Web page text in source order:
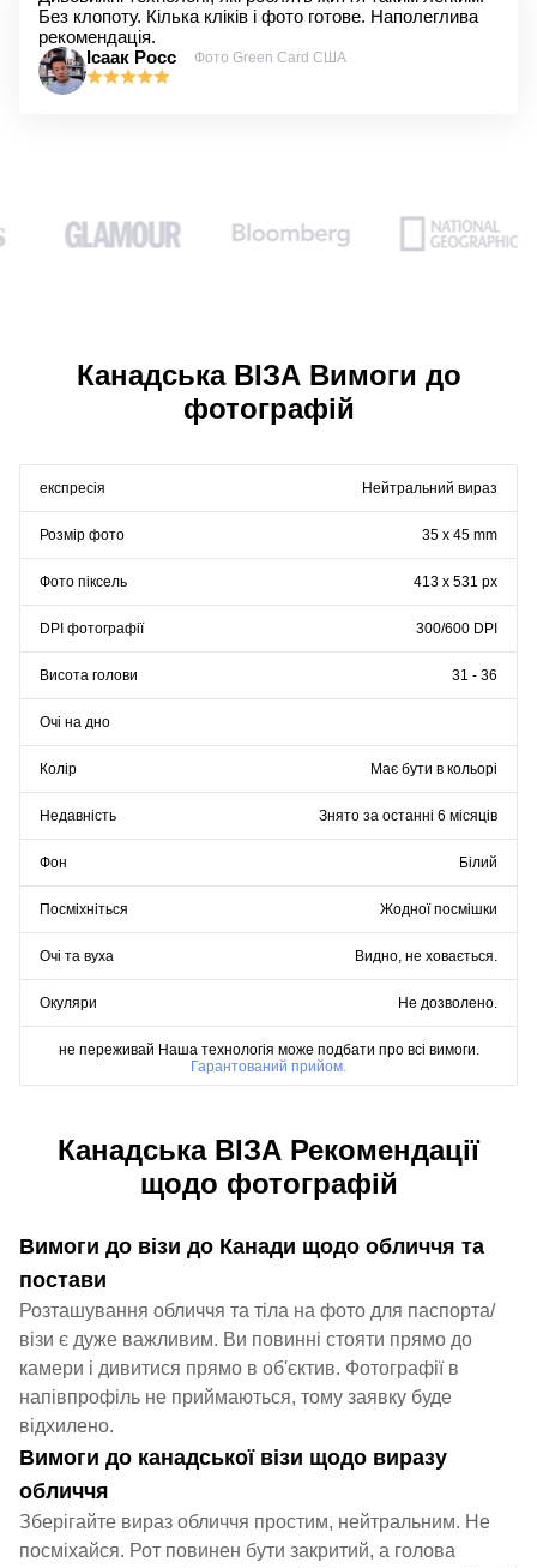
Без клопоту. Кілька кліків і фото готове. Наполеглива
рекомендація.
Ісаак Росс
Фото Green Card США
Канадська ВІЗА Вимоги до
фотографій
експресія Нейтральний вираз
Розмір фото 35 x 45 mm
Фото піксель 413 x 531 px
DPI фотографії 300/600 DPI
Висота голови 31 - 36
Очі на дно
Колір Має бути в кольорі
Недавність Знято за останні 6 місяців
Фон Білий
Посміхніться Жодної посмішки
Очі та вуха Видно, не ховається.
Окуляри Не дозволено.
не переживай Наша технологія може подбати про всі вимоги.
Гарантований прийом.
Канадська ВІЗА Рекомендації
щодо фотографій
Вимоги до візи до Канади щодо обличчя та
постави
Розташування обличчя та тіла на фото для паспорта/
візи є дуже важливим. Ви повинні стояти прямо до
камери і дивитися прямо в об'єктив. Фотографії в
напівпрофіль не приймаються, тому заявку буде
відхилено.
Вимоги до канадської візи щодо виразу
обличчя
Зберігайте вираз обличчя простим, нейтральним. Не
посміхайся. Рот повинен бути закритий, а голова